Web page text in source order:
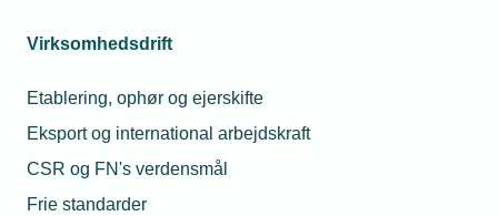
Virksomhedsdrift
Etablering, ophør og ejerskifte
Eksport og international arbejdskraft
CSR og FN's verdensmål
Frie standarder